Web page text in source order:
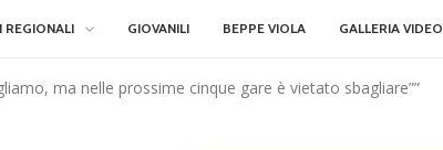
REGIONALI GIOVANILI BEPPE VIOLA GALLERIA VIDEO
ma nelle prossime cinque gare è vietato sbagliare””